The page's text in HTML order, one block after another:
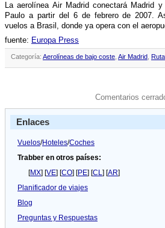
La aerolí­nea Air Madrid conectará Madrid
Paulo a partir del 6 de febrero de 2007.
vuelos a Brasil, donde ya opera con el
fuente: Europa Press
Categoría: Aerolíneas de bajo coste Air Madrid
Comentarios
Enlaces
Vuelos/Hoteles/Coches
Trabber en otros países:
[MX] [VE] [CO] [PE] [CL] [AR]
Planificador de viajes
Blog
Preguntas y Respuestas